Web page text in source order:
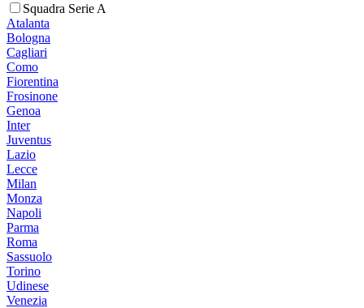
Squadra Serie A
Atalanta
Bologna
Cagliari
Como
Fiorentina
Frosinone
Genoa
Inter
Juventus
Lazio
Lecce
Milan
Monza
Napoli
Parma
Roma
Sassuolo
Torino
Udinese
Venezia